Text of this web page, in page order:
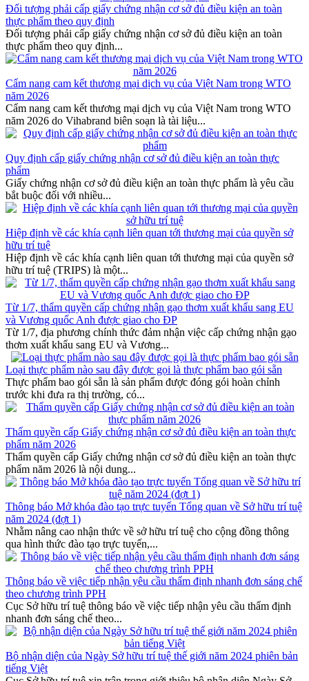
Đối tượng phải cấp giấy chứng nhận cơ sở đủ điều kiện an toàn
thực phẩm theo quy định
Đối tượng phải cấp giấy chứng nhận cơ sở đủ điều kiện an toàn
thực phẩm theo quy định...
Cẩm nang cam kết thương mại dịch vụ của Việt Nam trong WTO
năm 2026
Cẩm nang cam kết thương mại dịch vụ của Việt Nam trong WTO
năm 2026 do Vihabrand biên soạn là tài liệu...
Quy định cấp giấy chứng nhận cơ sở đủ điều kiện an toàn thực
phẩm
Giấy chứng nhận cơ sở đủ điều kiện an toàn thực phẩm là yêu cầu
bắt buộc đối với nhiều...
Hiệp định về các khía cạnh liên quan tới thương mại của quyền sở
hữu trí tuệ
Hiệp định về các khía cạnh liên quan tới thương mại của quyền sở
hữu trí tuệ (TRIPS) là một...
Từ 1/7, thẩm quyền cấp chứng nhận gạo thơm xuất khẩu sang EU
và Vương quốc Anh được giao cho ĐP
Từ 1/7, địa phương chính thức đảm nhận việc cấp chứng nhận gạo
thơm xuất khẩu sang EU và Vương...
Loại thực phẩm nào sau đây được gọi là thực phẩm bao gói sẵn
Thực phẩm bao gói sẵn là sản phẩm được đóng gói hoàn chỉnh
trước khi đưa ra thị trường, có...
Thẩm quyền cấp Giấy chứng nhận cơ sở đủ điều kiện an toàn thực
phẩm năm 2026
Thẩm quyền cấp Giấy chứng nhận cơ sở đủ điều kiện an toàn thực
phẩm năm 2026 là nội dung...
Thông báo Mở khóa đào tạo trực tuyến Tổng quan về Sở hữu trí tuệ
năm 2024 (đợt 1)
Nhằm nâng cao nhận thức về sở hữu trí tuệ cho cộng đồng thông
qua hình thức đào tạo trực tuyến,...
Thông báo về việc tiếp nhận yêu cầu thẩm định nhanh đơn sáng chế
theo chương trình PPH
Cục Sở hữu trí tuệ thông báo về việc tiếp nhận yêu cầu thẩm định
nhanh đơn sáng chế theo...
Bộ nhận diện của Ngày Sở hữu trí tuệ thế giới năm 2024 phiên bản
tiếng Việt